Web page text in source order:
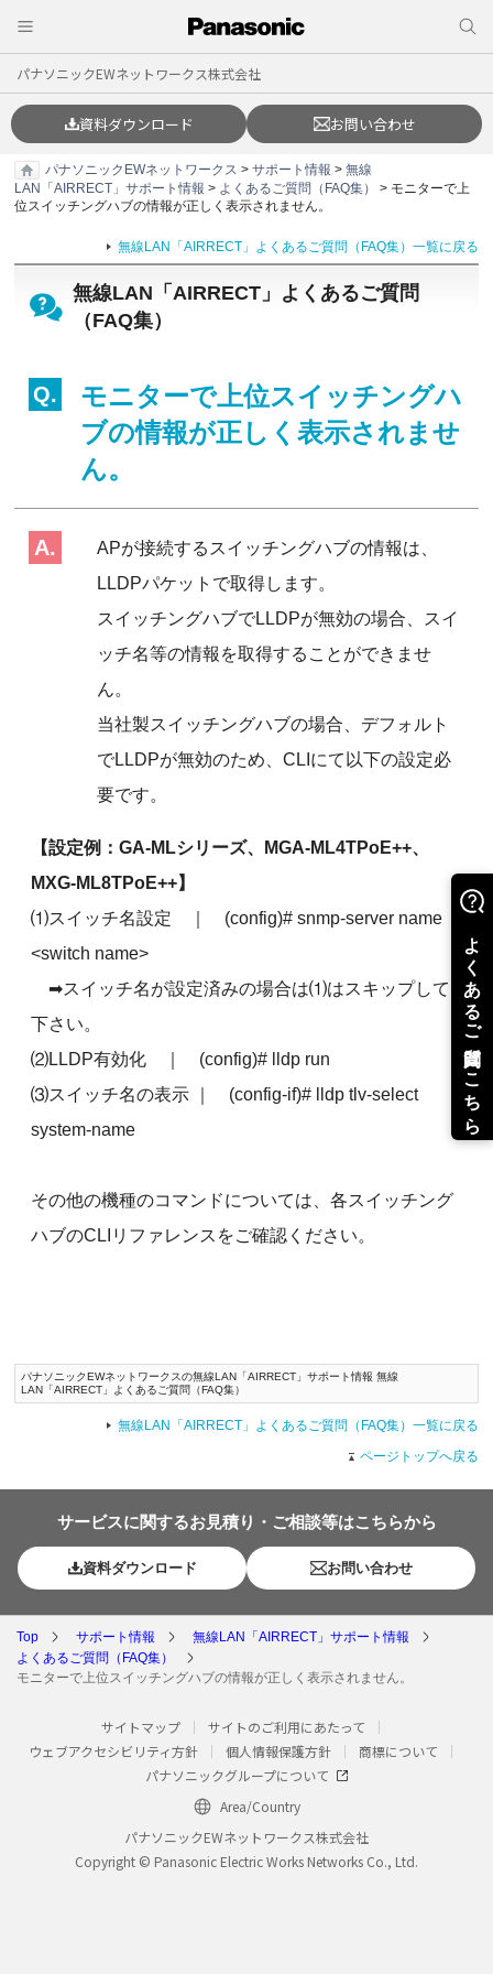
パナソニックEWネットワークス株式会社
資料ダウンロード お問い合わせ
パナソニックEWネットワークス >サポート情報 >無線
LAN「AIRRECT」サポート情報 > よくあるご質問（FAQ集）
> モニターで上
位スイッチングハブの情報が正しく表示されません。
無線LAN「AIRRECT」よくあるご質問（FAQ集）一覧に戻る
無線LAN「AIRRECT」よくあるご質問
（FAQ集）
モニターで上位スイッチングハ
ブの情報が正しく表示されませ
ん。
APが接続するスイッチングハブの情報は、
LLDPパケットで取得します。
スイッチングハブでLLDPが無効の場合、スイ
ッチ名等の情報を取得することができませ
ん。
当社製スイッチングハブの場合、デフォルト
でLLDPが無効のため、CLIにて以下の設定必
要です。
【設定例：GA-MLシリーズ、MGA-ML4TPoE++、
MXG-ML8TPoE++】
⑴スイッチ名設定 ｜ (config)# snmp-server name
<switch name>
➡スイッチ名が設定済みの場合は⑴はスキップして
下さい。
⑵LLDP有効化 ｜ (config)# lldp run
⑶スイッチ名の表示 ｜ (config-if)# lldp tlv-select
system-name
その他の機種のコマンドについては、各スイッチング
ハブのCLIリファレンスをご確認ください。
パナソニックEWネットワークスの無線LAN「AIRRECT」サポート情報 無線
LAN「AIRRECT」よくあるご質問（FAQ集）
無線LAN「AIRRECT」よくあるご質問（FAQ集）一覧に戻る
ページトップへ戻る
サービスに関するお見積り・ご相談等はこちらから
資料ダウンロード お問い合わせ
Top サポート情報
無線LAN「AIRRECT」サポート情報
よくあるご質問（FAQ集）
モニターで上位スイッチングハブの情報が正しく表示されません。
サイトマップ
サイトのご利用にあたって
ウェブアクセシビリティ方針
個人情報保護方針
商標について
パナソニックグループについて
Area/Country
パナソニックEWネットワークス株式会社
Copyright © Panasonic Electric Works Networks Co., Ltd.